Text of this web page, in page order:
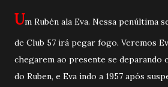
Um Rubén ala Eva. Nessa penúltima
de Club 57 irá pegar fogo. Veremos
chegarem ao presente se deparando
do Ruben, e Eva indo a 1957 após